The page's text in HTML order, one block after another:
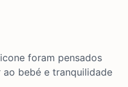
foram pensados
bebé e tranquilidade